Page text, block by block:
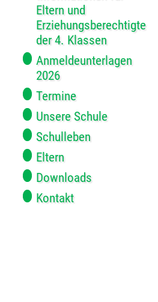
Eltern und
Erziehungsberechtigte
der 4. Klassen
Anmeldeunterlagen
2026
Termine
Unsere Schule
Schulleben
Eltern
Downloads
Kontakt